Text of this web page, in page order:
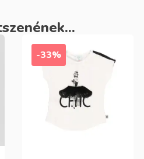
-33%